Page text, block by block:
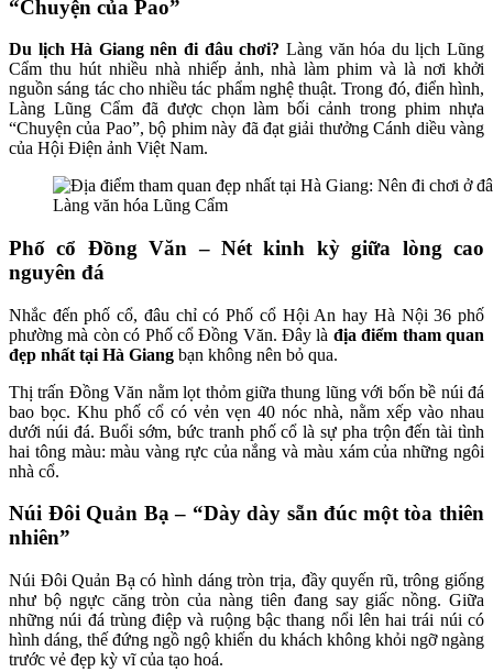
“Chuyện của Pao”
Du lịch Hà Giang nên đi đâu chơi? Làng văn hóa du lịch Lũng
Cẩm thu hút nhiều nhà nhiếp ảnh, nhà làm phim và là nơi khởi
nguồn sáng tác cho nhiều tác phẩm nghệ thuật. Trong đó, điển hình,
Làng Lũng Cẩm đã được chọn làm bối cảnh trong phim nhựa
“Chuyện của Pao”, bộ phim này đã đạt giải thưởng Cánh diều vàng
của Hội Điện ảnh Việt Nam.
Làng văn hóa Lũng Cẩm
Phố cổ Đồng Văn – Nét kinh kỳ giữa lòng cao
nguyên đá
Nhắc đến phố cổ, đâu chỉ có Phố cổ Hội An hay Hà Nội 36 phố
phường mà còn có Phố cổ Đồng Văn. Đây là địa điểm tham quan
đẹp nhất tại Hà Giang bạn không nên bỏ qua.
Thị trấn Đồng Văn nằm lọt thỏm giữa thung lũng với bốn bề núi đá
bao bọc. Khu phố cổ có vẻn vẹn 40 nóc nhà, nằm xếp vào nhau
dưới núi đá. Buổi sớm, bức tranh phố cổ là sự pha trộn đến tài tình
hai tông màu: màu vàng rực của nắng và màu xám của những ngôi
nhà cổ.
Núi Đôi Quản Bạ – “Dày dày sẵn đúc một tòa thiên
nhiên”
Núi Đôi Quản Bạ có hình dáng tròn trịa, đầy quyến rũ, trông giống
như bộ ngực căng tròn của nàng tiên đang say giấc nồng. Giữa
những núi đá trùng điệp và ruộng bậc thang nổi lên hai trái núi có
hình dáng, thế đứng ngồ ngộ khiến du khách không khỏi ngỡ ngàng
trước vẻ đẹp kỳ vĩ của tạo hoá.